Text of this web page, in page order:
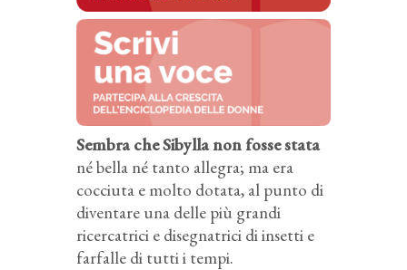
Sembra che Sibylla non fosse stata
né bella né tanto allegra; ma era
cocciuta e molto dotata, al punto di
diventare una delle più grandi
ricercatrici e disegnatrici di insetti e
farfalle di tutti i tempi.